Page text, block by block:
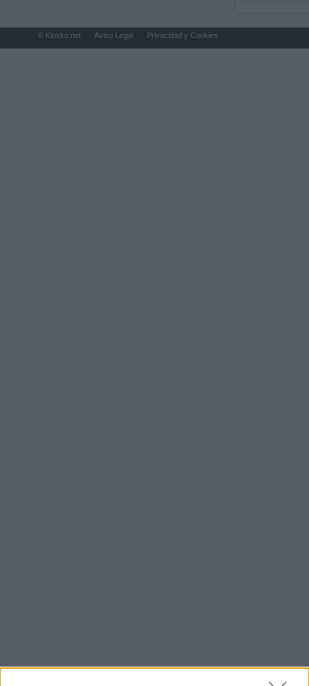
© Kiosko.net Aviso Legal Privacidad y Cookies